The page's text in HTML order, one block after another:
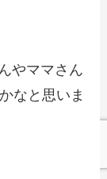
やママさん
なと思いま